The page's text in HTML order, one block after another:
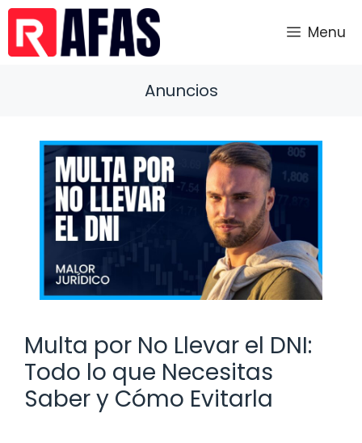
Saltar
contenido
Menu
Anuncios
Multa por No Llevar el DNI:
Todo lo que Necesitas
Saber y Cómo Evitarla